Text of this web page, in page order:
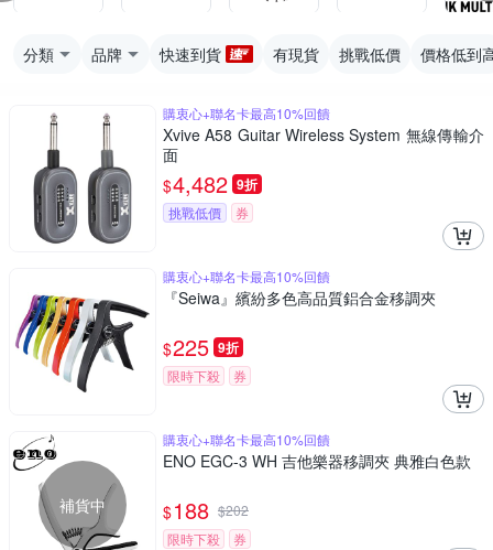
分類 品牌 快速到貨 有現貨 挑戰低價 價格低到
購衷心+聯名卡最高10%回饋
Xvive A58 Guitar Wireless System 無線傳輸介
面
$4,482 9折
挑戰低價 券
購衷心+聯名卡最高10%回饋
『Seiwa』繽紛多色高品質鋁合金移調夾
$225 9折
限時下殺 券
補貨中
購衷心+聯名卡最高10%回饋
ENO EGC-3 WH 吉他樂器移調夾 典雅白色款
$188 $202
限時下殺
券